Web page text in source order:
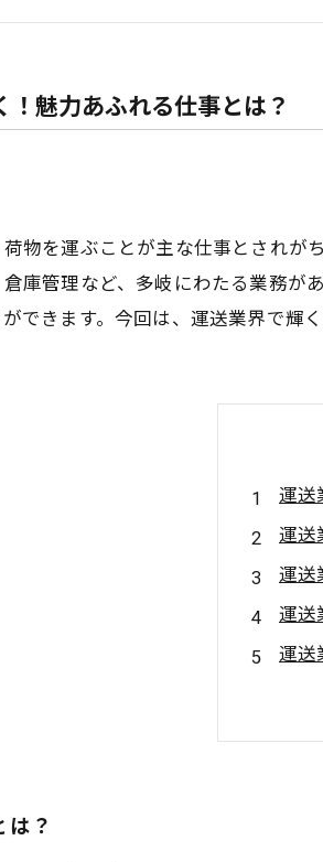
！魅力あふれる仕事とは？
物を運ぶことが主な仕事とされが
庫管理など、多岐にわたる業務が
できます。今回は、運送業界で輝
運送
運送
運送
運送
運送
は？